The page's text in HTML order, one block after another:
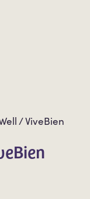
/ ViveBien